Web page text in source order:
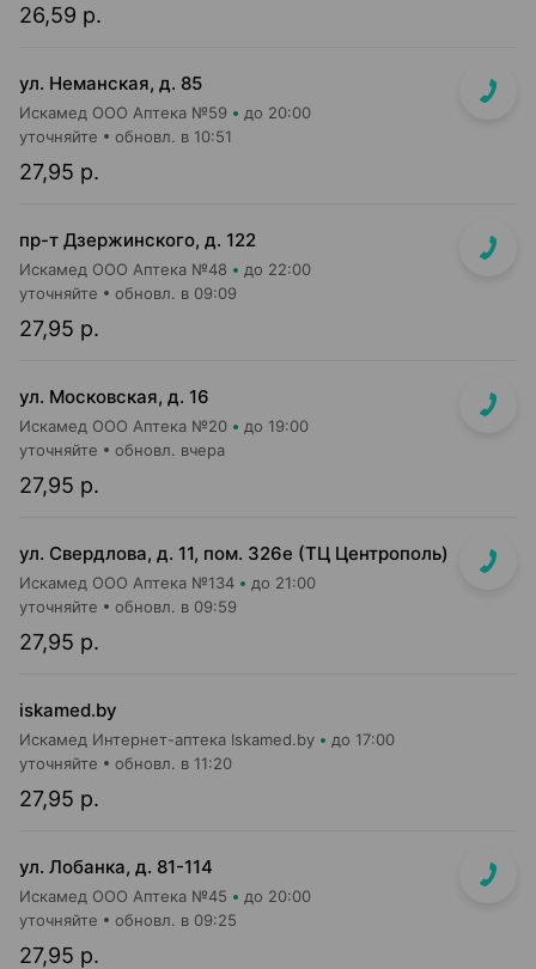
26,59 р.
ул. Неманская, д. 85
Искамед ООО Аптека №59 до 20:00
27,95 р.
уточняйте обновл. в 10:51
пр-т Дзержинского, д. 122
Искамед ООО Аптека №48 до 22:00
27,95 р.
уточняйте обновл. в 09:09
ул. Московская, д. 16
Искамед ООО Аптека №20 до 19:00
27,95 р.
уточняйте обновл. вчера
ул. Свердлова, д. 11, пом. 326е (ТЦ Центрополь)
Искамед ООО Аптека №134 до 21:00
27,95 р.
уточняйте обновл. в 09:59
iskamed.by
Искамед Интернет-аптека Iskamed.by до 17:00
27,95 р.
уточняйте обновл. в 11:20
ул. Лобанка, д. 81-114
Искамед ООО Аптека №45 до 20:00
27,95 р.
уточняйте обновл. в 09:25